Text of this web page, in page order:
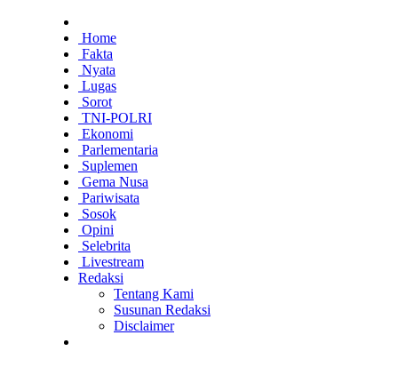
Home
Fakta
Nyata
Lugas
Sorot
TNI-POLRI
Ekonomi
Parlementaria
Suplemen
Gema Nusa
Pariwisata
Sosok
Opini
Selebrita
Livestream
Redaksi
Tentang Kami
Susunan Redaksi
Disclaimer